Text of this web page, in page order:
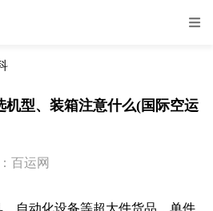
讯
机型、装箱注意什么(国际空运
百运网
动化设备等超大件货品，单件